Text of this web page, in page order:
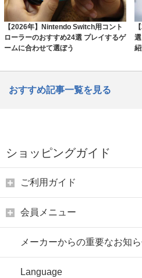
【2026年】Nintendo Switch用コント
ローラーのおすすめ24選 プレイするゲ
ームに合わせて選ぼう
おすすめ記事一覧を見る
ショッピングガイド
ご利用ガイド
会員メニュー
メーカーからの重要なお知
Language